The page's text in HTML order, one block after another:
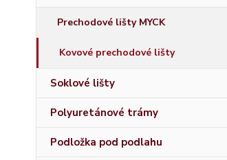
Prechodové lišty MYCK
Kovové prechodové lišty
Soklové lišty
Polyuretánové trámy
Podložka pod podlahu